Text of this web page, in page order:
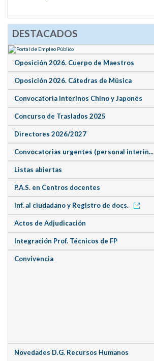
DESTACADOS
Oposición 2026. Cuerpo de Maestros
Oposición 2026. Cátedras de Música
Convocatoria Interinos Chino y Japonés
Concurso de Traslados 2025
Directores 2026/2027
Convocatorias urgentes (personal interin...
Listas abiertas
P.A.S. en Centros docentes
Inf. al ciudadano y Registro de docs.
Actos de Adjudicación
Integración Prof. Técnicos de FP
Convivencia
Novedades D.G. Recursos Humanos